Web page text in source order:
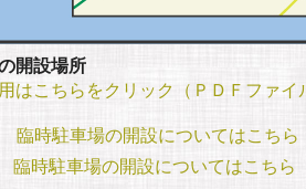
開設場所
はこちらをクリック（ＰＤＦファイ
臨時駐車場の開設についてはこちら
臨時駐車場の開設についてはこちら